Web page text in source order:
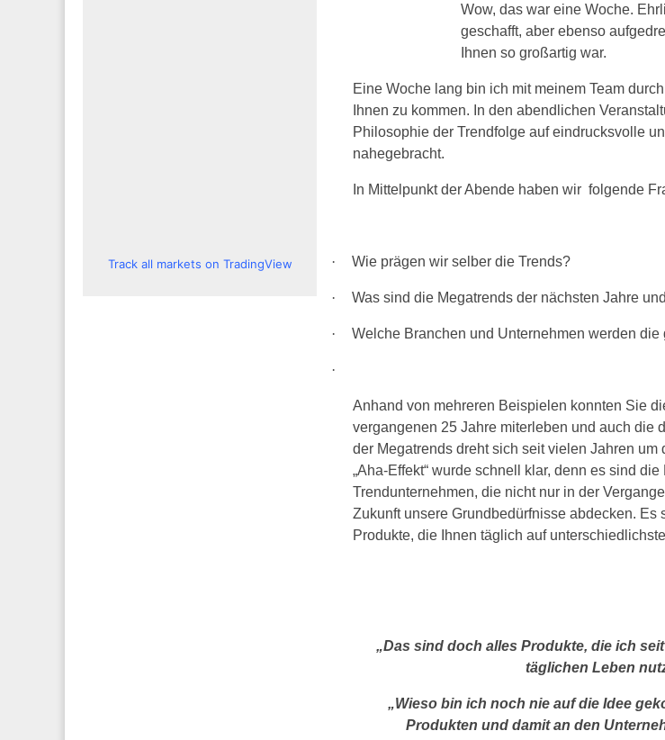
Wow, das war eine Woche.
geschafft, aber ebenso
Ihnen so großartig war.
Eine Woche lang bin ich mit meinem Team
Ihnen zu kommen. In den abendlichen
Philosophie der Trendfolge auf eindrucksvolle
nahegebracht.
In Mittelpunkt der Abende haben wir folgende
· Wie prägen wir selber die Trends?
· Was sind die Megatrends der nächsten Jahre
· Welche Branchen und Unternehmen werden
·
Anhand von mehreren Beispielen konnten Sie
vergangenen 25 Jahre miterleben und auch die
der Megatrends dreht sich seit vielen Jahren um
„Aha-Effekt“ wurde schnell klar, denn es sind die
Trendunternehmen, die nicht nur in der
Zukunft unsere Grundbedürfnisse abdecken. Es
Produkte, die Ihnen täglich auf
„Das sind doch alles Produkte, die ich
täglichen Leben
„Wieso bin ich noch nie auf die Idee
Produkten und damit an den
Track all markets on TradingView